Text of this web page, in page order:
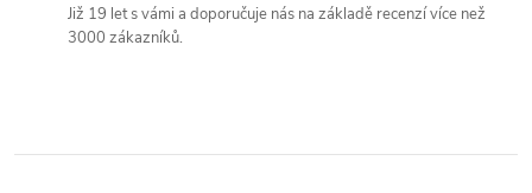
Již 19 let s vámi a doporučuje nás na základě recenzí více než
3000 zákazníků.